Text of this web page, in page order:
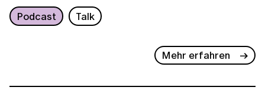
Podcast Talk
Mehr erfahren